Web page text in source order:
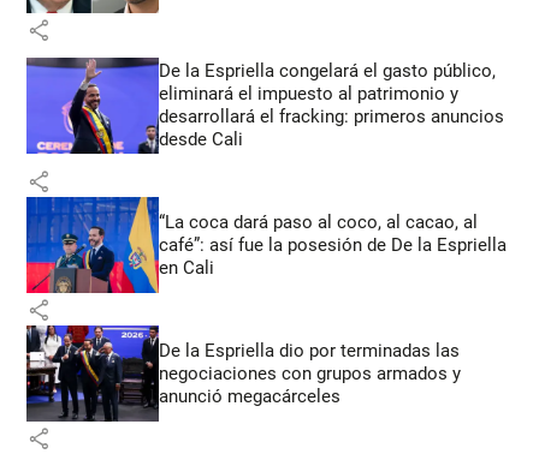
share
De la Espriella congelará el gasto público,
eliminará el impuesto al patrimonio y
desarrollará el fracking: primeros anuncios
desde Cali
share
“La coca dará paso al coco, al cacao, al
café”: así fue la posesión de De la Espriella
en Cali
share
De la Espriella dio por terminadas las
negociaciones con grupos armados y
anunció megacárceles
share